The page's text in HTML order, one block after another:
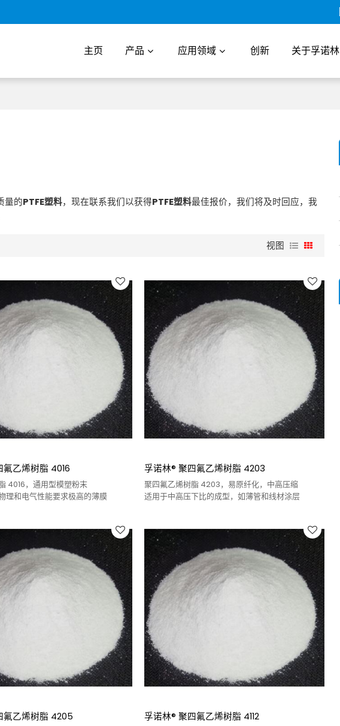
主页 产品 应用领域 创新 关于孚诺林
量的PTFE塑料，现在联系我们以获得PTFE塑料最佳报价，我们将及时回应，我
视图
氟乙烯树脂 4016
4016，通用型模塑粉末
理和电气性能要求极高的薄膜
孚诺林® 聚四氟乙烯树脂 4203
聚四氟乙烯树脂 4203，易原纤化，中高压缩
适用于中高压下比的成型，如薄管和线材涂层
氟乙烯树脂 4205 孚诺林® 聚四氟乙烯树脂 4112